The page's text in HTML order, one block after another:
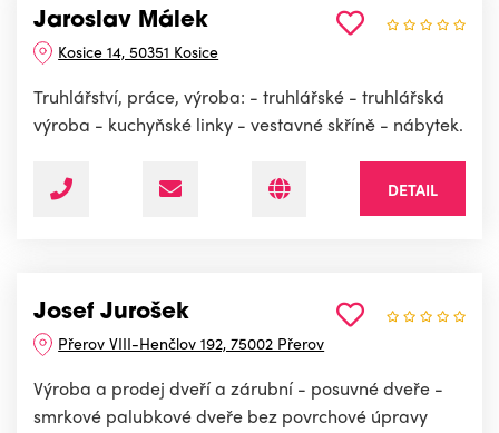
Jaroslav Málek
Kosice 14, 50351 Kosice
Truhlářství, práce, výroba: - truhlářské - truhlářská
výroba - kuchyňské linky - vestavné skříně - nábytek.
DETAIL
Josef Jurošek
Přerov VIII-Henčlov 192, 75002 Přerov
Výroba a prodej dveří a zárubní - posuvné dveře -
smrkové palubkové dveře bez povrchové úpravy